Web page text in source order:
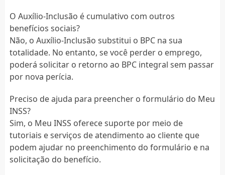
O Auxílio-Inclusão é cumulativo com outros
benefícios sociais?
Não, o Auxílio-Inclusão substitui o BPC na sua
totalidade. No entanto, se você perder o emprego,
poderá solicitar o retorno ao BPC integral sem passar
por nova perícia.
Preciso de ajuda para preencher o formulário do Meu
INSS?
Sim, o Meu INSS oferece suporte por meio de
tutoriais e serviços de atendimento ao cliente que
podem ajudar no preenchimento do formulário e na
solicitação do benefício.